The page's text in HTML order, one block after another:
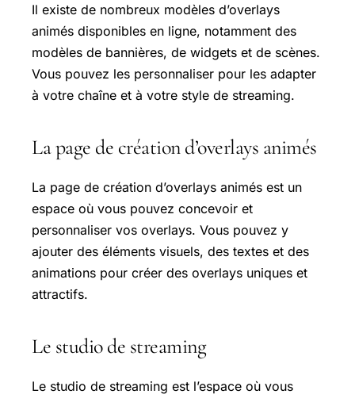
Il existe de nombreux modèles d’overlays
animés disponibles en ligne, notamment des
modèles de bannières, de widgets et de scènes.
Vous pouvez les personnaliser pour les adapter
à votre chaîne et à votre style de streaming.
La page de création d’overlays animés
La page de création d’overlays animés est un
espace où vous pouvez concevoir et
personnaliser vos overlays. Vous pouvez y
ajouter des éléments visuels, des textes et des
animations pour créer des overlays uniques et
attractifs.
Le studio de streaming
Le studio de streaming est l’espace où vous